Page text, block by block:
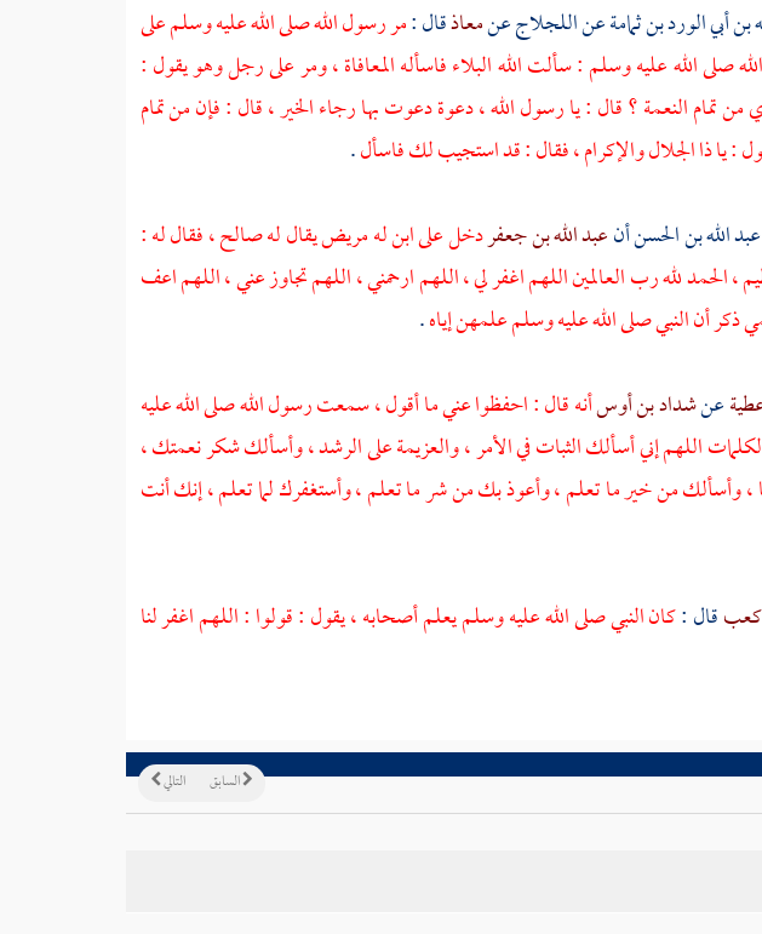
بن أبي الورد بن ثمامةعناللجلاجعنمعاذقال :مر رسول الله صلى الله عليه وسلم على
الله عليه وسلم : سألت الله البلاء فاسأله المعافاة ، ومر على رجل وهو يقول :
تمام النعمة ؟ قال : يا رسول الله ، دعوة دعوت بها رجاء الخير ، قال : فإن من تمام
: يا ذا الجلال والإكرام ، فقال : قد استجيب لك فاسأل.
عبد الله بن الحسنأنعبد الله بن جعفردخل على ابن له مريض يقال لهصالح، فقال له :
الحمد لله رب العالمين اللهم اغفر لي ، اللهم ارحمني ، اللهم تجاوز عني ، اللهم اعف
أن النبي صلى الله عليه وسلم علمهن إياه.
عنشداد بن أوسأنه قال : احفظوا عني ما أقول ، سمعت رسول الله صلى الله عليه
اللهم إني أسألك الثبات في الأمر ، والعزيمة على الرشد ، وأسألك شكر نعمتك ،
وأسألك من خير ما تعلم ، وأعوذ بك من شر ما تعلم ، وأستغفرك لما تعلم ، إنك أنت
قال :كان النبي صلى الله عليه وسلم يعلم أصحابه ، يقول : قولوا : اللهم اغفر لنا
التالي السابق